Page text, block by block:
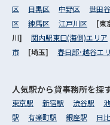
区
目黒区 中野区 世田
区
練馬区 江戸川区 [東
川] 関内駅東口(海側)エリア
市
[埼玉] 春日部･越谷エ
人気駅から貸事務所を探
東京駅 新宿駅 渋谷駅
駅
有楽町駅 銀座駅 日